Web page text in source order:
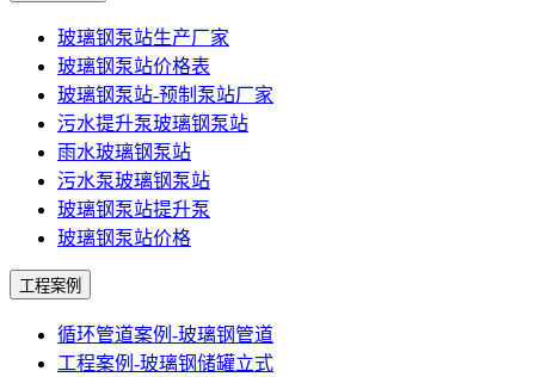
玻璃钢泵站生产厂家
玻璃钢泵站价格表
玻璃钢泵站-预制泵站厂家
污水提升泵玻璃钢泵站
雨水玻璃钢泵站
污水泵玻璃钢泵站
玻璃钢泵站提升泵
玻璃钢泵站价格
工程案例
循环管道案例-玻璃钢管道
工程案例-玻璃钢储罐立式